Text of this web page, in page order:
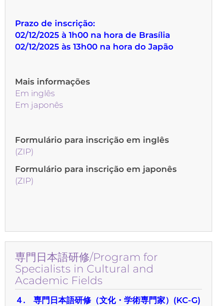
Prazo de inscrição:
02/12/2025 à 1h00 na hora de Brasília
02/12/2025 às 13h00 na hora do Japão
Mais informações
Em inglês
Em japonês
Formulário para inscrição em inglês
(ZIP)
Formulário para inscrição em japonês
(ZIP)
専門日本語研修/Program for
Specialists in Cultural and
Academic Fields
４. 専門日本語研修（文化・学術専門家）(KC-G)